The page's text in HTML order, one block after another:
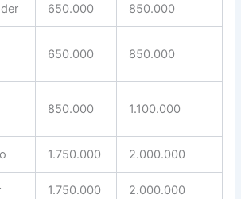
650.000 850.000
650.000 850.000
850.000 1.100.000
1.750.000 2.000.000
1.750.000 2.000.000